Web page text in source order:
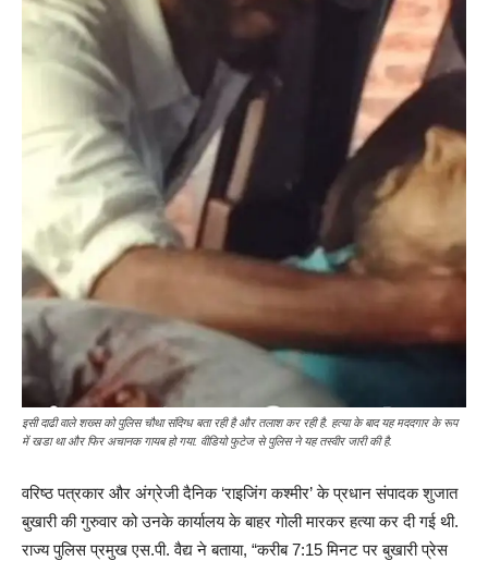
इसी दाढी वाले शख्स को पुलिस चौथा संदिग्ध बता रही है और तलाश कर रही है. हत्या के बाद यह मददगार के रूप
में खडा था और फिर अचानक गायब हो गया. वीडियो फुटेज से पुलिस ने यह तस्वीर जारी की है.
वरिष्ठ पत्रकार और अंग्रेजी दैनिक ‘राइजिंग कश्मीर’ के प्रधान संपादक शुजात
बुखारी की गुरुवार को उनके कार्यालय के बाहर गोली मारकर हत्या कर दी गई थी.
राज्य पुलिस प्रमुख एस.पी. वैद्य ने बताया, “करीब 7:15 मिनट पर बुखारी प्रेस